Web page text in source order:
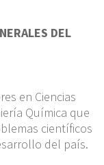
DEL
en Ciencias
Química que
científicos
del país.